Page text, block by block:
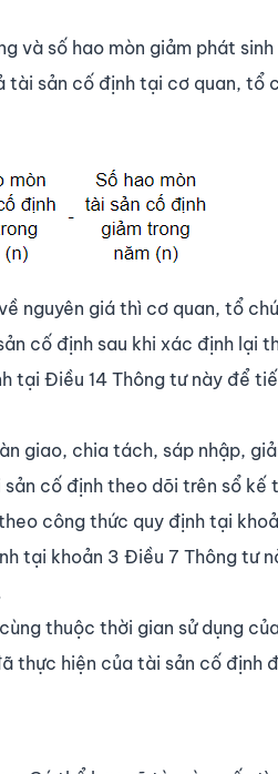
và số hao mòn giảm phát
sản cố định tại cơ quan, tổ
nguyên giá thì cơ quan, tổ
cố định sau khi xác định lại
tại Điều 14 Thông tư này để
giao, chia tách, sáp nhập,
cố định theo dõi trên sổ
công thức quy định tại
tại khoản 3 Điều 7 Thông tư
thuộc thời gian sử dụng
thực hiện của tài sản cố định